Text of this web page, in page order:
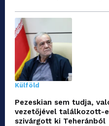
Külföld
Pezeskian sem tudja,
vezetőjével találkozott-
szivárgott ki Teheránból